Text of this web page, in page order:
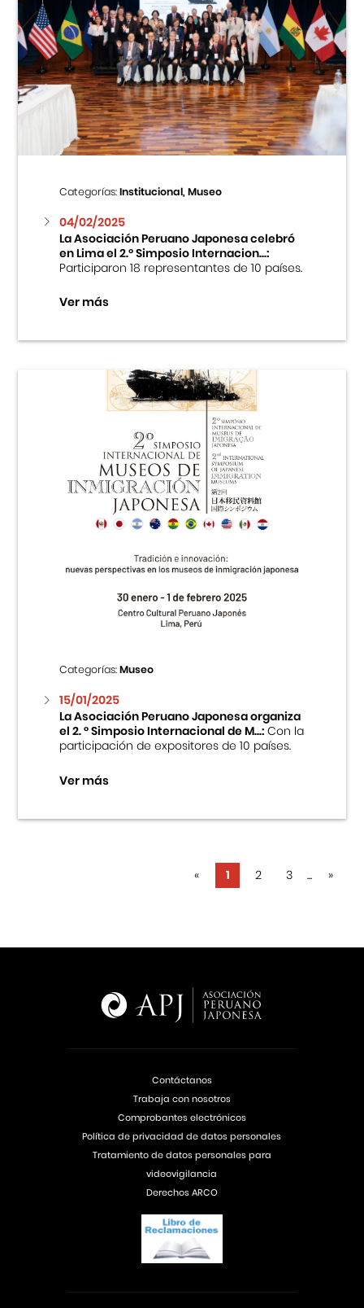
Categorías:Institucional, Museo
04/02/2025
La Asociación Peruano Japonesa celebró
en Lima el 2.º Simposio Internacion...:
Participaron 18 representantes de 10 países.
Ver más
Categorías:Museo
15/01/2025
La Asociación Peruano Japonesa organiza
el 2. ° Simposio Internacional de M...:Con la
participación de expositores de 10 países.
Ver más
« 1 2 3 ... »
Contáctanos
Trabaja con nosotros
Comprobantes electrónicos
Política de privacidad de datos personales
Tratamiento de datos personales para
videovigilancia
Derechos ARCO